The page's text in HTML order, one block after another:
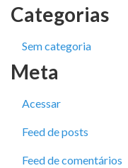
Categorias
Sem categoria
Meta
Acessar
Feed de posts
Feed de comentários